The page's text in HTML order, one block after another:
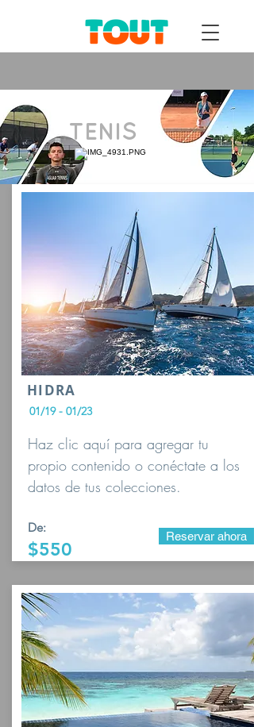
TENIS
HIDRA
01/19 - 01/23
Haz clic aquí para agregar tu
propio contenido o conéctate a los
datos de tus colecciones.
De:
$550
Reservar ahora